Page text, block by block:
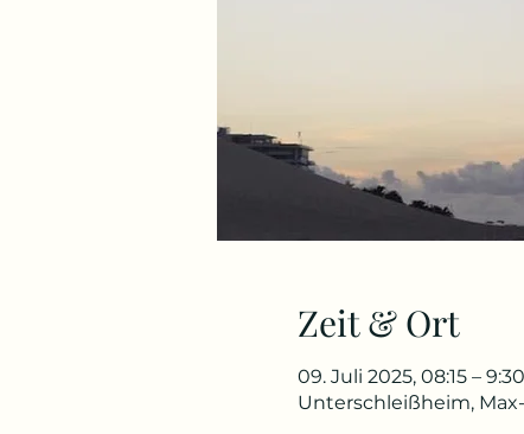
Zeit & Ort
09. Juli 2025, 08:15 – 9:30
Unterschleißheim,